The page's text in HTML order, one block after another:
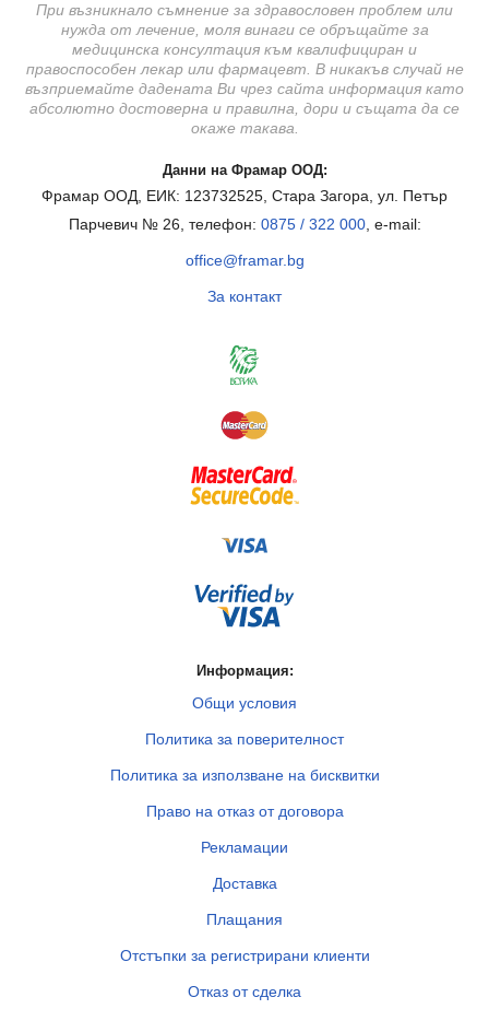
При възникнало съмнение за здравословен проблем или
нужда от лечение, моля винаги се обръщайте за
медицинска консултация към квалифициран и
правоспособен лекар или фармацевт. В никакъв случай не
възприемайте дадената Ви чрез сайта информация като
абсолютно достоверна и правилна, дори и същата да се
окаже такава.
Данни на Фрамар ООД:
Фрамар ООД, ЕИК: 123732525, Стара Загора, ул. Петър
Парчевич № 26, телефон: 0875 / 322 000, e-mail:
office@framar.bg
За контакт
Информация:
Общи условия
Политика за поверителност
Политика за използване на бисквитки
Право на отказ от договора
Рекламации
Доставка
Плащания
Отстъпки за регистрирани клиенти
Отказ от сделка